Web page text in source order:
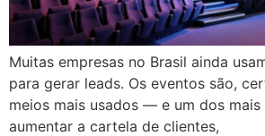
Muitas empresas no Brasil ainda
para gerar leads. Os eventos são,
meios mais usados — e um dos
aumentar a cartela de clientes,